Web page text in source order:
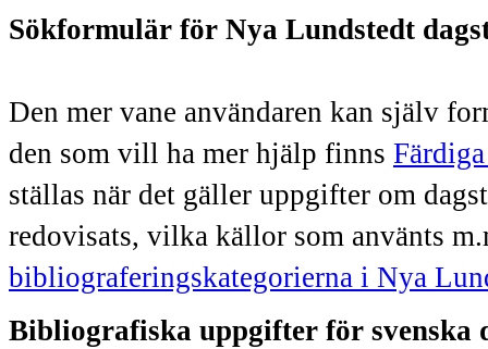
Sökformulär för Nya Lundstedt
Den mer vane användaren kan själv
den som vill ha mer hjälp finns
ställas när det gäller uppgifter om
redovisats, vilka källor som använts
bibliograferingskategorierna i Nya
Bibliografiska uppgifter för svenska